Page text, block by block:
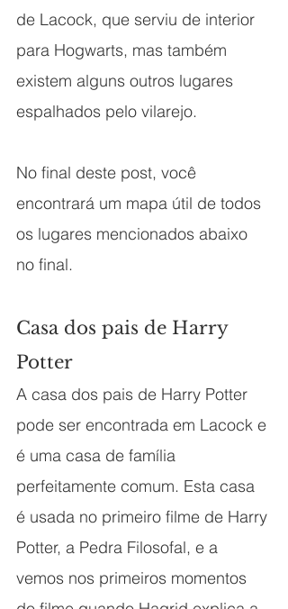
de Lacock, que serviu de interior
para Hogwarts, mas também
existem alguns outros lugares
espalhados pelo vilarejo.
No final deste post, você
encontrará um mapa útil de todos
os lugares mencionados abaixo
no final.
Casa dos pais de Harry
Potter
A casa dos pais de Harry Potter
pode ser encontrada em Lacock e
é uma casa de família
perfeitamente comum. Esta casa
é usada no primeiro filme de Harry
Potter, a Pedra Filosofal, e a
vemos nos primeiros momentos